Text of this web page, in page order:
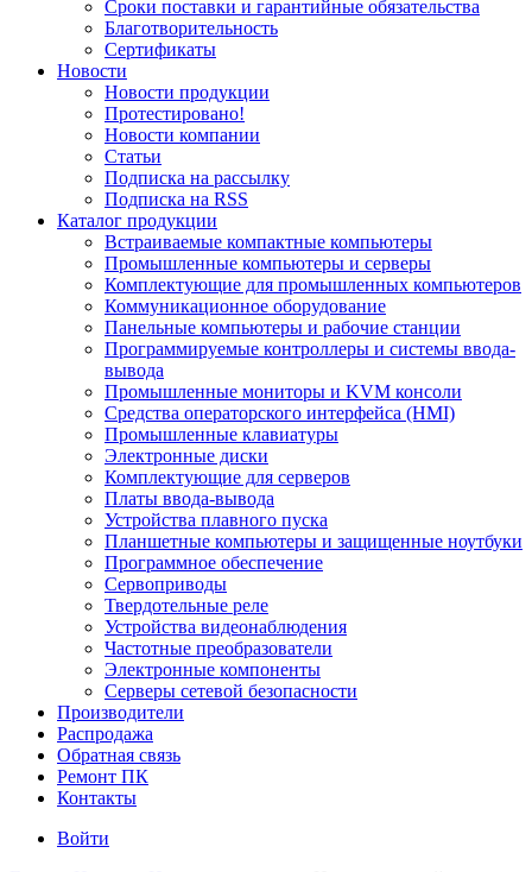
Сроки поставки и гарантийные обязательства
Благотворительность
Сертификаты
Новости
Новости продукции
Протестировано!
Новости компании
Статьи
Подписка на рассылку
Подписка на RSS
Каталог продукции
Встраиваемые компактные компьютеры
Промышленные компьютеры и серверы
Комплектующие для промышленных компьютеров
Коммуникационное оборудование
Панельные компьютеры и рабочие станции
Программируемые контроллеры и системы ввода-
вывода
Промышленные мониторы и KVM консоли
Средства операторского интерфейса (HMI)
Промышленные клавиатуры
Электронные диски
Комплектующие для серверов
Платы ввода-вывода
Устройства плавного пуска
Планшетные компьютеры и защищенные ноутбуки
Программное обеспечение
Сервоприводы
Твердотельные реле
Устройства видеонаблюдения
Частотные преобразователи
Электронные компоненты
Серверы сетевой безопасности
Производители
Распродажа
Обратная связь
Ремонт ПК
Контакты
Войти